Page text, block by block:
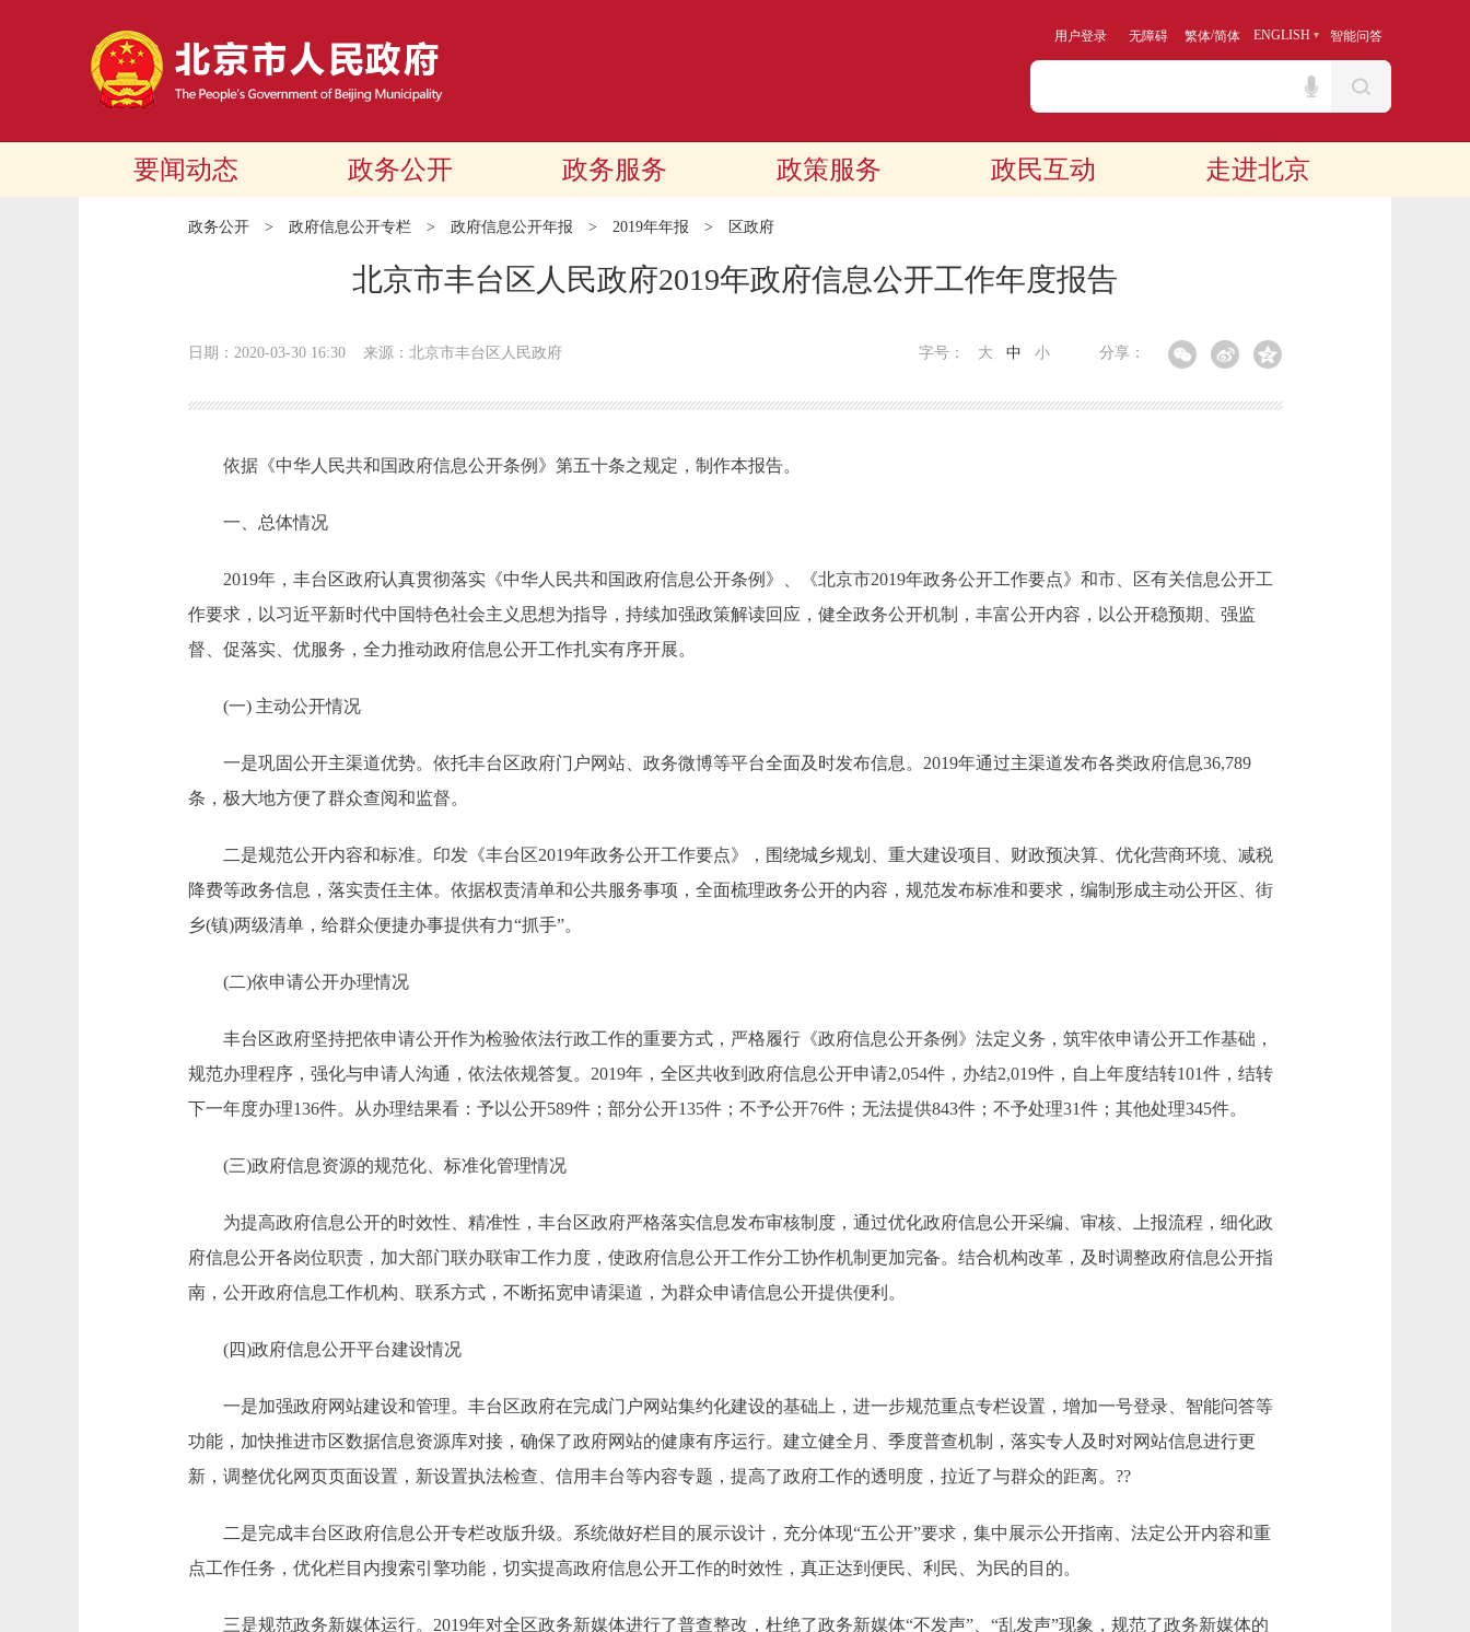
用户登录 无障碍 繁体/简体 ENGLISH 智能问答
要闻动态 政务公开 政务服务 政策服务 政民互动 走进北京
政务公开 > 政府信息公开专栏 > 政府信息公开年报 > 2019年年报 > 区政府
北京市丰台区人民政府2019年政府信息公开工作年度报告
日期：2020-03-30 16:30 来源：北京市丰台区人民政府 分享：
字号： 大 中 小
依据《中华人民共和国政府信息公开条例》第五十条之规定，制作本报告。
一、总体情况
2019年，丰台区政府认真贯彻落实《中华人民共和国政府信息公开条例》、《北京市2019年政务公开工作要点》和市、区有关信息公开工
作要求，以习近平新时代中国特色社会主义思想为指导，持续加强政策解读回应，健全政务公开机制，丰富公开内容，以公开稳预期、强监
督、促落实、优服务，全力推动政府信息公开工作扎实有序开展。
(一) 主动公开情况
一是巩固公开主渠道优势。依托丰台区政府门户网站、政务微博等平台全面及时发布信息。2019年通过主渠道发布各类政府信息36,789
条，极大地方便了群众查阅和监督。
二是规范公开内容和标准。印发《丰台区2019年政务公开工作要点》，围绕城乡规划、重大建设项目、财政预决算、优化营商环境、减税
降费等政务信息，落实责任主体。依据权责清单和公共服务事项，全面梳理政务公开的内容，规范发布标准和要求，编制形成主动公开区、街
乡(镇)两级清单，给群众便捷办事提供有力“抓手”。
(二)依申请公开办理情况
丰台区政府坚持把依申请公开作为检验依法行政工作的重要方式，严格履行《政府信息公开条例》法定义务，筑牢依申请公开工作基础，
规范办理程序，强化与申请人沟通，依法依规答复。2019年，全区共收到政府信息公开申请2,054件，办结2,019件，自上年度结转101件，结转
下一年度办理136件。从办理结果看：予以公开589件；部分公开135件；不予公开76件；无法提供843件；不予处理31件；其他处理345件。
(三)政府信息资源的规范化、标准化管理情况
为提高政府信息公开的时效性、精准性，丰台区政府严格落实信息发布审核制度，通过优化政府信息公开采编、审核、上报流程，细化政
府信息公开各岗位职责，加大部门联办联审工作力度，使政府信息公开工作分工协作机制更加完备。结合机构改革，及时调整政府信息公开指
南，公开政府信息工作机构、联系方式，不断拓宽申请渠道，为群众申请信息公开提供便利。
(四)政府信息公开平台建设情况
一是加强政府网站建设和管理。丰台区政府在完成门户网站集约化建设的基础上，进一步规范重点专栏设置，增加一号登录、智能问答等
功能，加快推进市区数据信息资源库对接，确保了政府网站的健康有序运行。建立健全月、季度普查机制，落实专人及时对网站信息进行更
新，调整优化网页页面设置，新设置执法检查、信用丰台等内容专题，提高了政府工作的透明度，拉近了与群众的距离。??
二是完成丰台区政府信息公开专栏改版升级。系统做好栏目的展示设计，充分体现“五公开”要求，集中展示公开指南、法定公开内容和重
点工作任务，优化栏目内搜索引擎功能，切实提高政府信息公开工作的时效性，真正达到便民、利民、为民的目的。
三是规范政务新媒体运行。2019年对全区政务新媒体进行了普查整改，杜绝了政务新媒体“不发声”、“乱发声”现象，规范了政务新媒体的